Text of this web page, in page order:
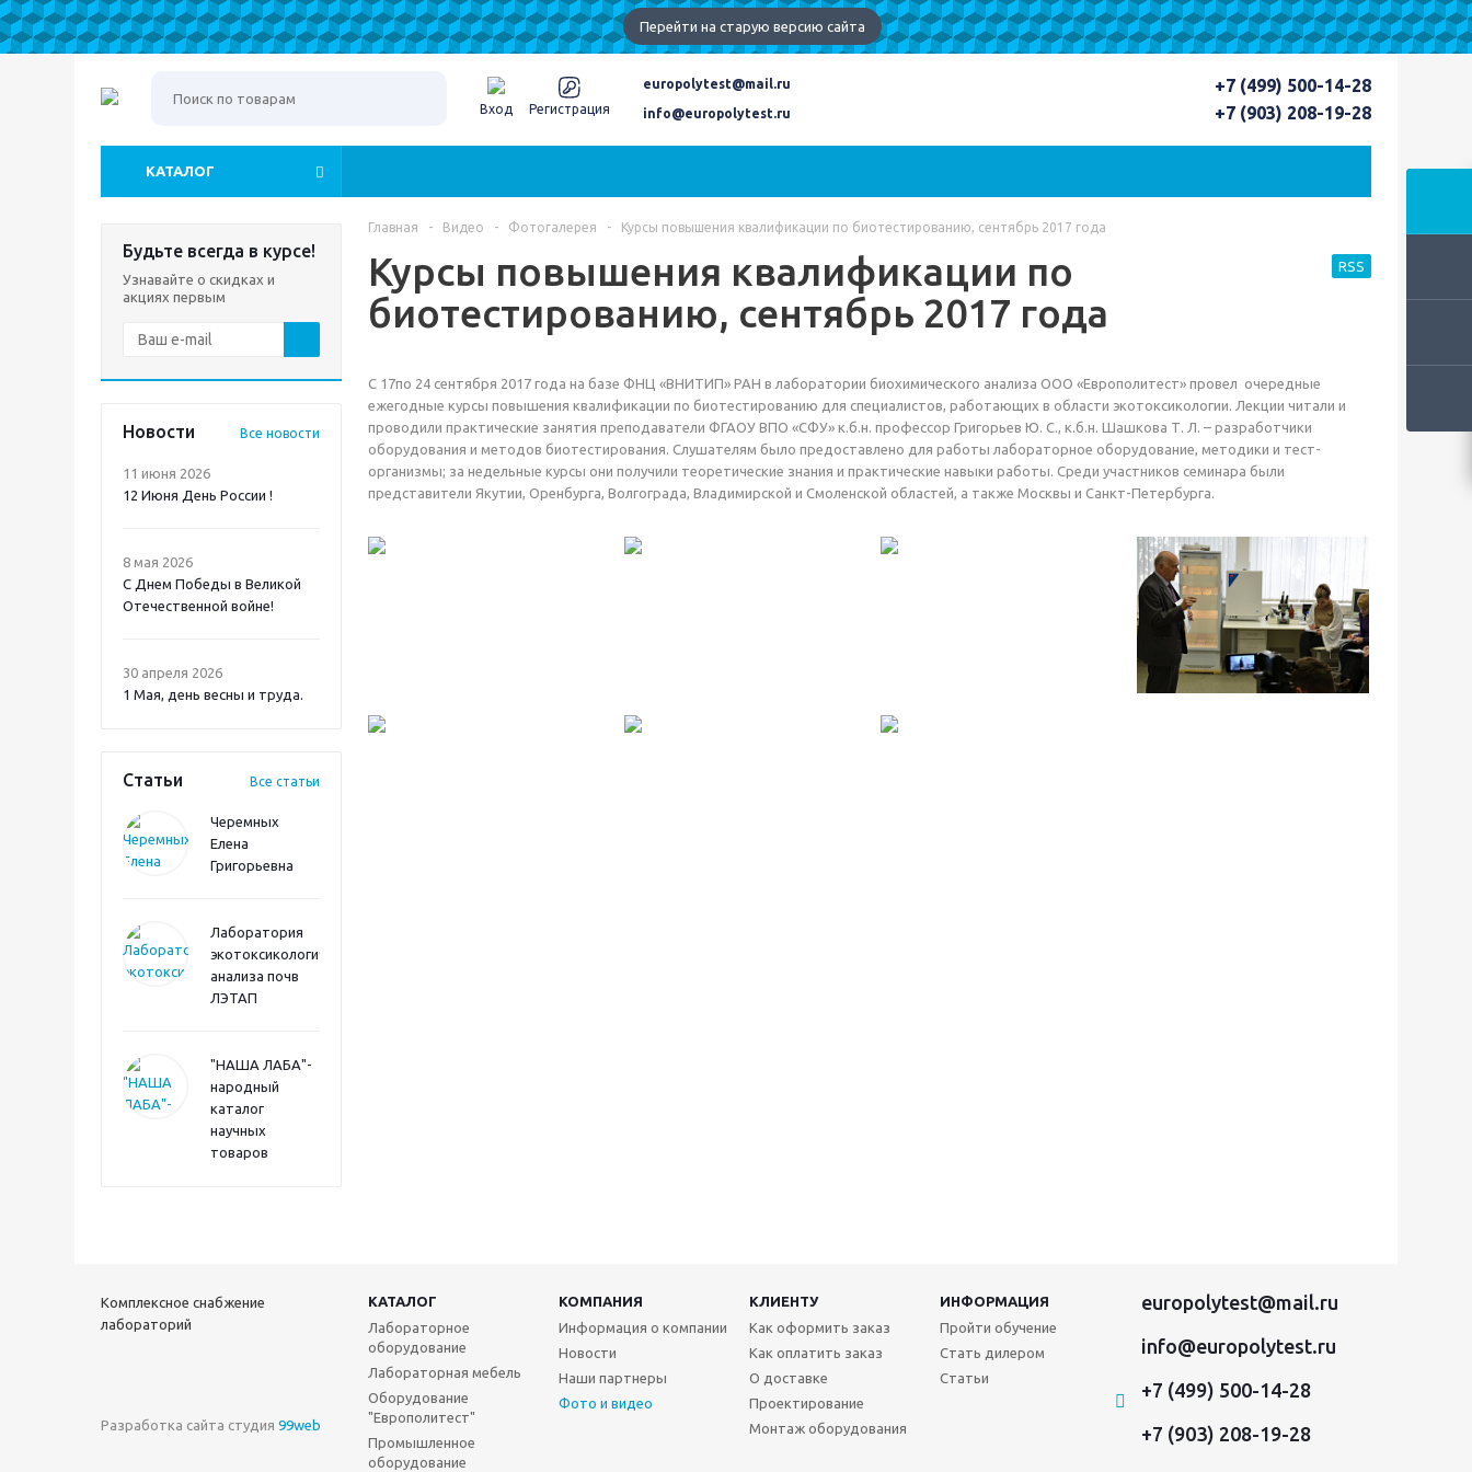
Перейти на старую версию сайта
Вход Регистрация
europolytest@mail.ru
info@europolytest.ru
+7 (499) 500-14-28
+7 (903) 208-19-28
КАТАЛОГ
Будьте всегда в курсе!
Узнавайте о скидках и
акциях первым
Новости Все новости
11 июня 2026
12 Июня День России !
8 мая 2026
С Днем Победы в Великой
Отечественной войне!
30 апреля 2026
1 Мая, день весны и труда.
Статьи Все статьи
Черемных
Елена
Григорьевна
Лаборатория
экотоксикологического
анализа почв
ЛЭТАП
"НАША ЛАБА"-
народный
каталог
научных
товаров
Главная - Видео - Фотогалерея - Курсы повышения квалификации по биотестированию, сентябрь 2017 года
Курсы повышения квалификации по
биотестированию, сентябрь 2017 года
RSS
С 17по 24 сентября 2017 года на базе ФНЦ «ВНИТИП» РАН в лаборатории биохимического анализа ООО «Европолитест» провел очередные
ежегодные курсы повышения квалификации по биотестированию для специалистов, работающих в области экотоксикологии. Лекции читали и
проводили практические занятия преподаватели ФГАОУ ВПО «СФУ» к.б.н. профессор Григорьев Ю. С., к.б.н. Шашкова Т. Л. – разработчики
оборудования и методов биотестирования. Слушателям было предоставлено для работы лабораторное оборудование, методики и тест-
организмы; за недельные курсы они получили теоретические знания и практические навыки работы. Среди участников семинара были
представители Якутии, Оренбурга, Волгограда, Владимирской и Смоленской областей, а также Москвы и Санкт-Петербурга.
Комплексное снабжение
лабораторий
Разработка сайта студия 99web
КАТАЛОГ КОМПАНИЯ КЛИЕНТУ
ИНФОРМАЦИЯ
Лабораторное
оборудование
Лабораторная мебель
Оборудование
"Европолитест"
Промышленное
оборудование
Информация о компании
Новости
Наши партнеры
Фото и видео
Как оформить заказ
Как оплатить заказ
О доставке
Проектирование
Монтаж оборудования
Пройти обучение
Стать дилером
Статьи
europolytest@mail.ru
info@europolytest.ru
+7 (499) 500-14-28
+7 (903) 208-19-28